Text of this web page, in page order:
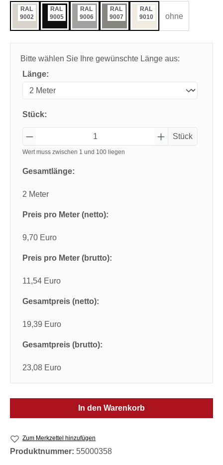
RAL
9002
RAL
9005
RAL
9006
RAL
9007
RAL
9010
ohne
Bitte wählen Sie Ihre gewünschte Länge aus:
Länge:
Stück:
Stück
Wert muss zwischen 1 und 100 liegen
Gesamtlänge:
2 Meter
Preis pro Meter (netto):
9,70 Euro
Preis pro Meter (brutto):
11,54 Euro
Gesamtpreis (netto):
19,39 Euro
Gesamtpreis (brutto):
23,08 Euro
In den Warenkorb
Zum Merkzettel hinzufügen
Produktnummer: 55000358